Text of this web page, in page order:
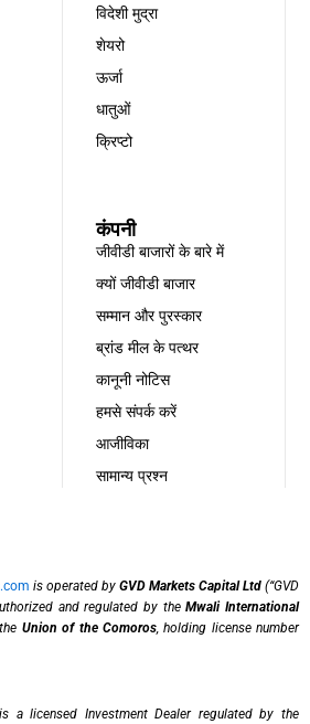
विदेशी मुद्रा
शेयरो
ऊर्जा
धातुओं
क्रिप्टो
कंपनी
जीवीडी बाजारों के बारे में
क्यों जीवीडी बाजार
सम्मान और पुरस्कार
ब्रांड मील के पत्थर
कानूनी नोटिस
हमसे संपर्क करें
आजीविका
सामान्य प्रश्न
is operated by GVD Markets Capital Ltd (“GVD
and regulated by theMwali International
Union of the Comoros, holding license number
is a licensed Investment Dealer regulated by the